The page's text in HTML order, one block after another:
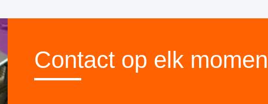
Contact op elk